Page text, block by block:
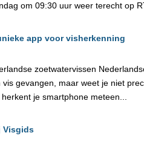
om 09:30 uur weer terecht op
app voor visherkenning
zoetwatervissen
gevangen, maar weet je niet
je smartphone meteen...
Visgids